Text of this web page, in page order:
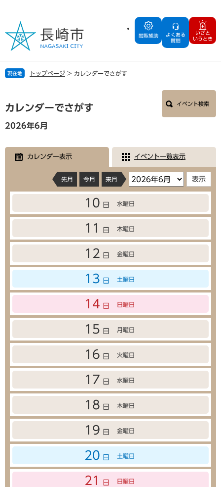
の
で
す
ー
ば
し
文
閲覧補助
よくある
質問
いざと
いうとき
現在地 トップページ > カレンダーでさがす
文
カレンダーでさがす イベント検索
2026年6月
カレンダー表示 イベント一覧表示
先月 今月 来月
10 日 水曜日
11 日 木曜日
12 日 金曜日
13 日 土曜日
14 日 日曜日
15 日 月曜日
16 日 火曜日
17 日 水曜日
18 日 木曜日
19 日 金曜日
20 日 土曜日
21 日 日曜日